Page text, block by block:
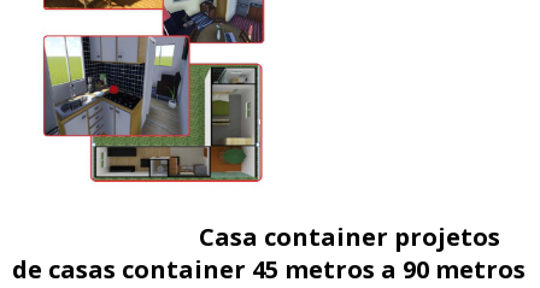
Casa container projetos
de casas container 45 metros a 90 metros